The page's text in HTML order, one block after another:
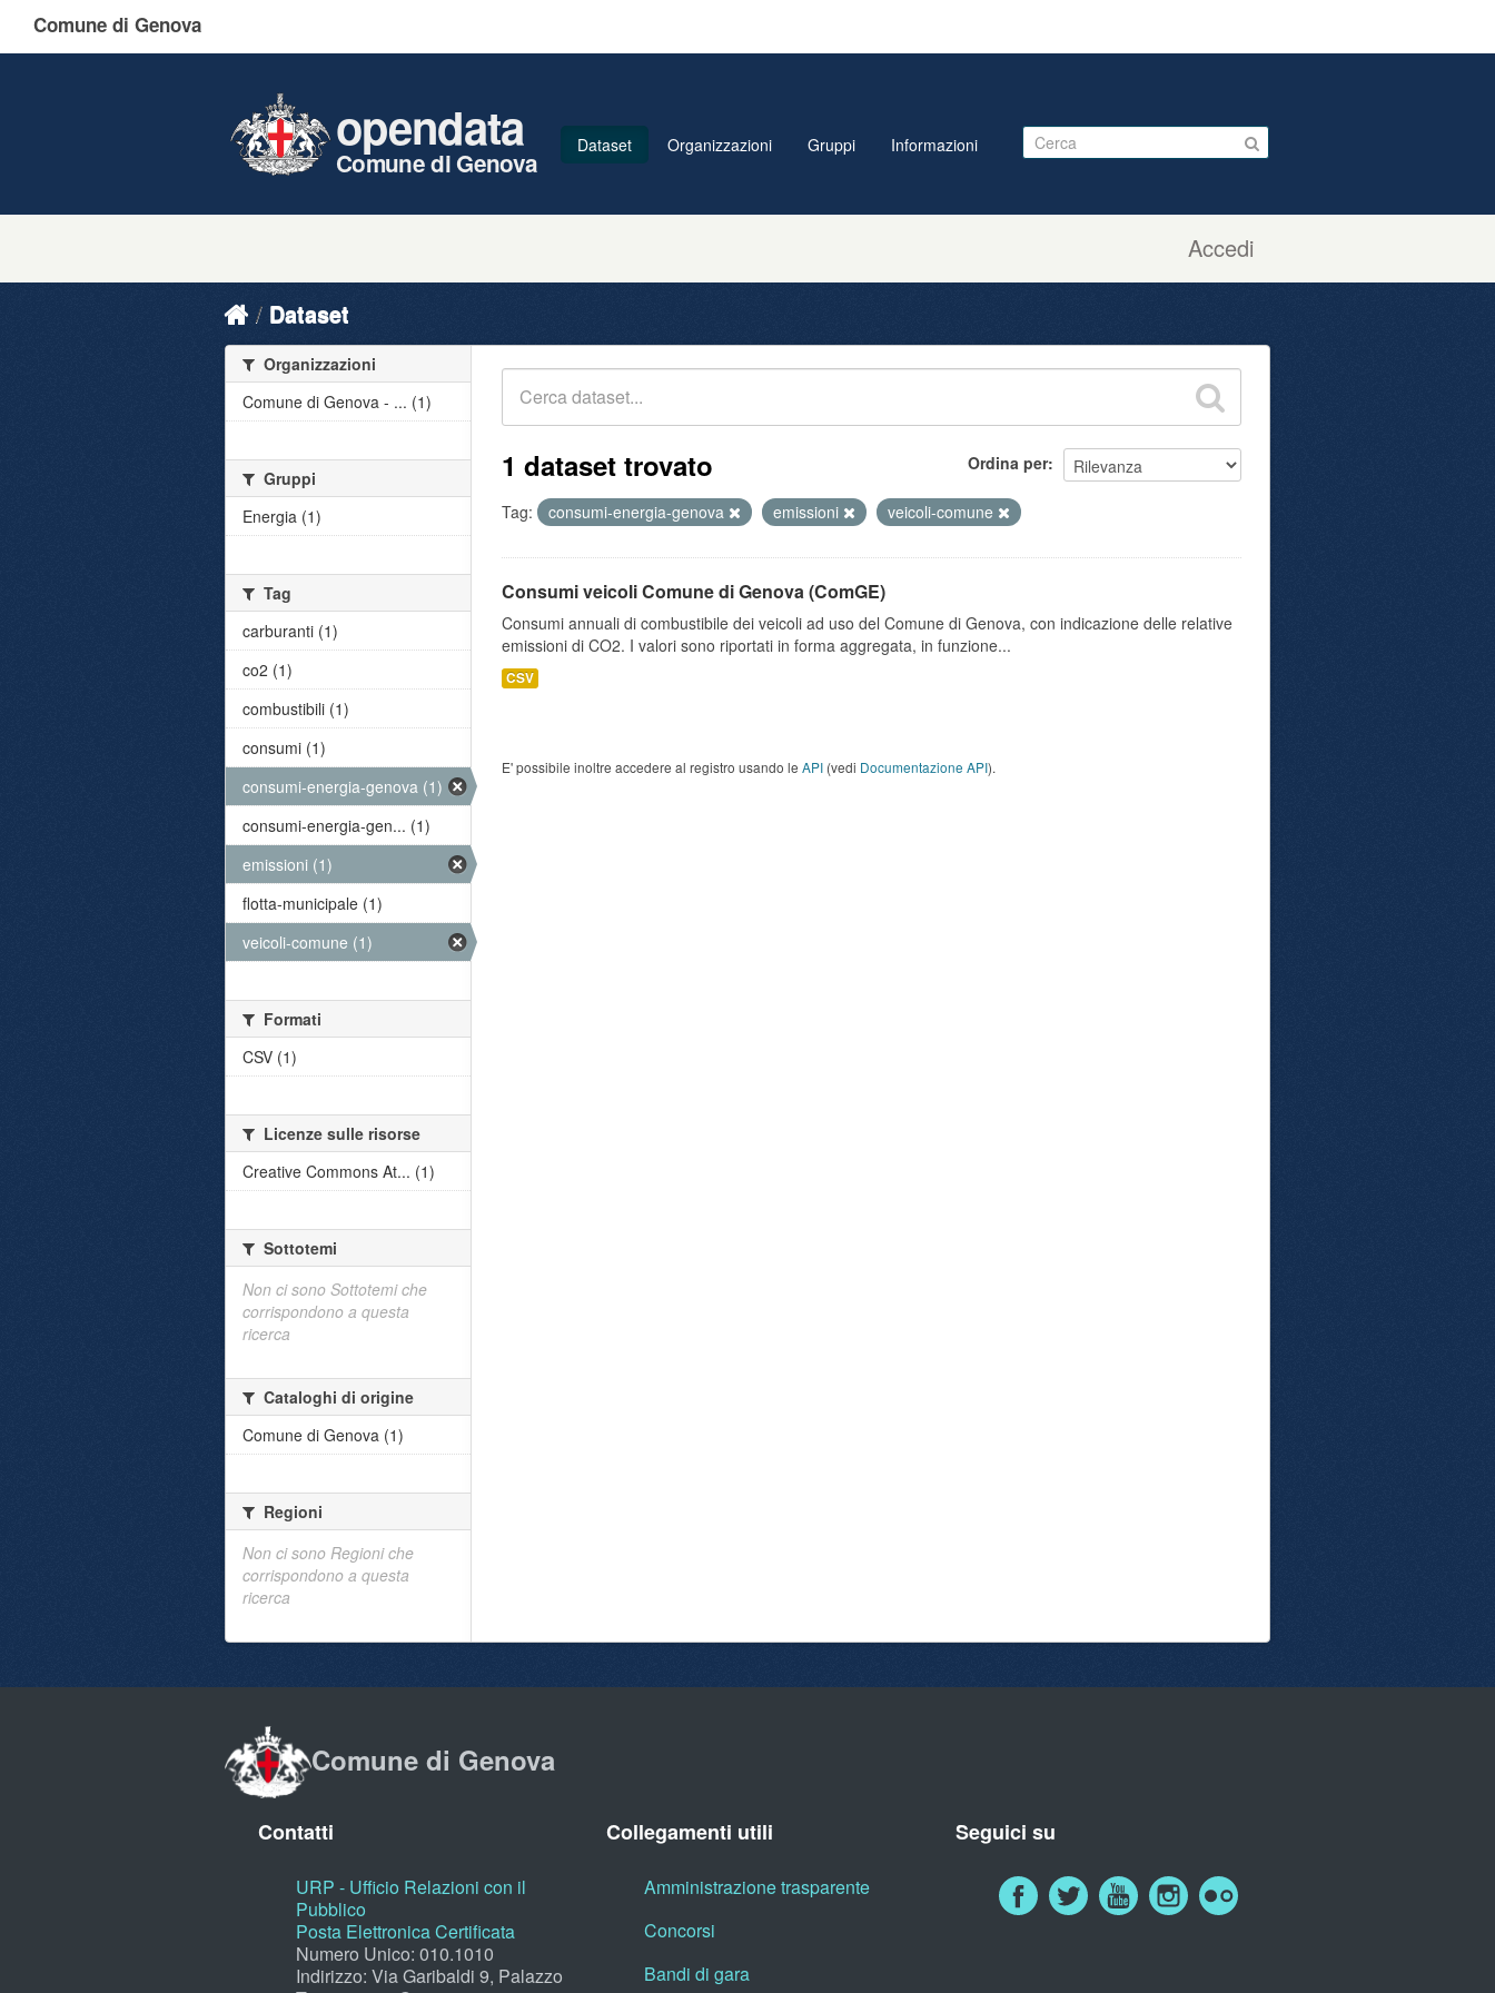
Comune di Genova
Accedi
opendata
Comune di Genova
Dataset Organizzazioni Gruppi Informazioni
Dataset
Ordina per
1 dataset trovato
Tag: consumi-energia-genova emissioni veicoli-comune
Consumi veicoli Comune di Genova (ComGE)
Consumi annuali di combustibile dei veicoli ad uso del Comune di Genova, con indicazione delle relative
emissioni di CO2. I valori sono riportati in forma aggregata, in funzione...
CSV
E' possibile inoltre accedere al registro usando le API (vedi Documentazione API).
Organizzazioni
Comune di Genova - ... (1)
Gruppi
Energia (1)
Tag
carburanti (1)
co2 (1)
combustibili (1)
consumi (1)
consumi-energia-genova (1)
consumi-energia-gen... (1)
emissioni (1)
flotta-municipale (1)
veicoli-comune (1)
Formati
CSV (1)
Licenze sulle risorse
Creative Commons At... (1)
Sottotemi
Non ci sono Sottotemi che
corrispondono a questa
ricerca
Cataloghi di origine
Comune di Genova (1)
Regioni
Non ci sono Regioni che
corrispondono a questa
ricerca
Comune di Genova
Contatti
URP - Ufficio Relazioni con il
Pubblico
Posta Elettronica Certificata
Numero Unico: 010.1010
Indirizzo: Via Garibaldi 9, Palazzo
Collegamenti utili
Amministrazione trasparente
Concorsi
Bandi di gara
Seguici su